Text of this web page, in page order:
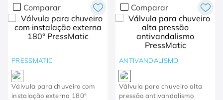
Comparar
PRESSMATIC
Válvula para chuveiro com
instalação externa 180°
Comparar
ANTIVANDALISMO
Válvula para chuveiro alta
pressão antivandalismo